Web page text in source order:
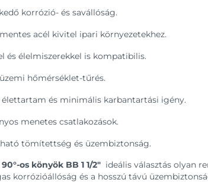
korrózió- és savállóság.
acél kivitel ipari környezetekhez.
és élelmiszerekkel is kompatibilis.
hőmérséklet-tűrés.
élettartam és minimális karbantartási igény.
menetes csatlakozások.
tömítettség és üzembiztonság.
90°-os könyök BB 1 1/2" ideális választás olyan
korrózióállóság és a hosszú távú